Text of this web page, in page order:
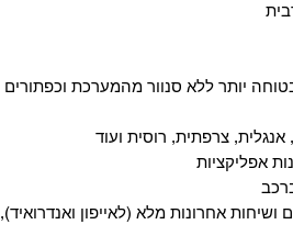
יותר ללא סנוור מהמערכת וכפתורים
ושיחות אחרונות מלא (לאייפון ואנדרואיד),